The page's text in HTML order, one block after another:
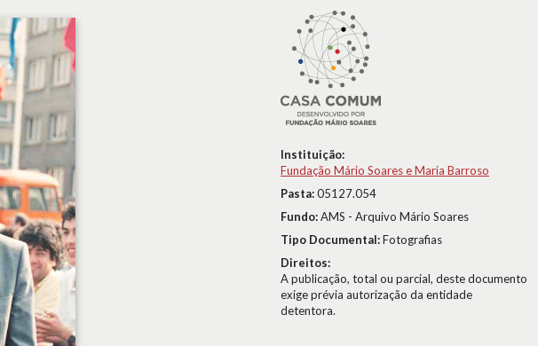
Instituição:
Fundação Mário Soares e Maria Barroso
Pasta:05127.054
Fundo:AMS - Arquivo Mário Soares
Tipo Documental:Fotografias
Direitos:
A publicação, total ou parcial, deste documento
exige prévia autorização da entidade
detentora.